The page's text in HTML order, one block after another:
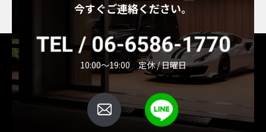
今すぐご連絡ください。
10:00～19:00 定休 / 日曜日